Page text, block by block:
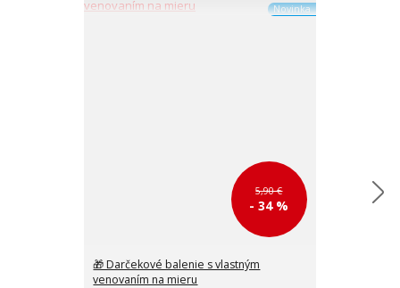
Novinka
5,90 €
- 34 %
🎁 Darčekové balenie s vlastným
venovaním na mieru